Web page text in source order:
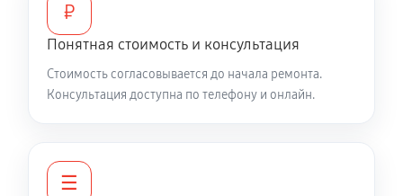
Прошивка (Обновление ПО)
60 минут
₽
Понятная стоимость и консультация
Стоимость согласовывается до начала ремонта.
Консультация доступна по телефону и онлайн.
☰